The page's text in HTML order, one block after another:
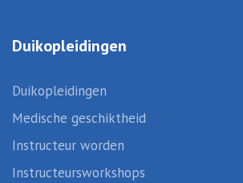
Duikopleidingen
Duikopleidingen
Medische geschiktheid
Instructeur worden
Instructeursworkshops